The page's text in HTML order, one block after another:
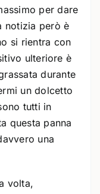
per dare
notizia però è
si rientra con
ulteriore è
durante
un dolcetto
tutti in
questa panna
una
volta,